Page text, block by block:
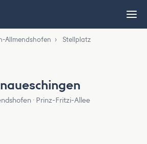
Allmendshofen ›
Stellplatz
· Prinz-Fritzi-Allee